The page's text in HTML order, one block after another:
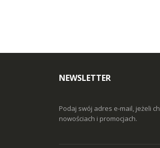
NEWSLETTER
Podaj swój adres e-mail, jeżeli
nowościach i promocjach.